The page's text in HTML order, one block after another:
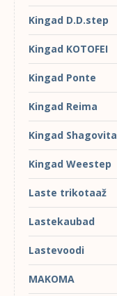
Kingad D.D.step
Kingad KOTOFEI
Kingad Ponte
Kingad Reima
Kingad Shagovita
Kingad Weestep
Laste trikotaaž
Lastekaubad
Lastevoodi
MAKOMA